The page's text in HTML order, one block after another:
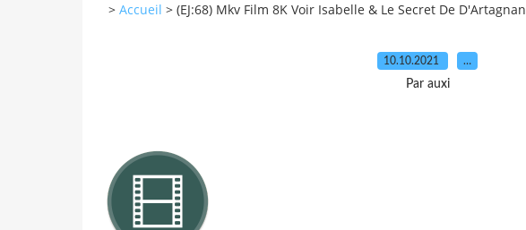
> Accueil > (EJ:68) Mkv Film 8K Voir Isabelle & Le Secret De D'Artagnan
10.10.2021 …
Par auxi